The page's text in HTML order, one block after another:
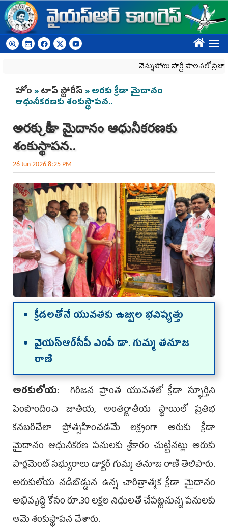
Skip to main content
????
వెన్నుపోటు పార్టీ పాలనలో
You are here
హోం »టాప్ స్టోరీస్ » అరకు క్రీడా మైదానం
ఆధునీకరణకు శంకుస్థాపన..
అరకు క్రీడా మైదానం ఆధునీకరణకు
శంకుస్థాపన..
26 Jun 2026 8:25 PM
క్రీడలతోనే యువతకు ఉజ్వల భవిష్యత్తు
వైయ‌స్ఆర్‌సీపీ ఎంపీ డా. గుమ్మ తనూజ
రాణి
అరకులోయ: గిరిజన ప్రాంత యువతలో క్రీడా స్ఫూర్తిని
పెంపొందించి జాతీయ, అంతర్జాతీయ స్థాయిలో ప్రతిభ
కనబరిచేలా ప్రోత్సహించడమే లక్ష్యంగా అరుకు క్రీడా
మైదానం ఆధునీకరణ పనులకు శ్రీకారం చుట్టినట్లు అరుకు
పార్లమెంట్ సభ్యురాలు డాక్టర్ గుమ్మ తనూజ రాణి తెలిపారు.
అరుకులోయ నడిబొడ్డున ఉన్న చారిత్రాత్మక క్రీడా మైదానం
అభివృద్ధి కోసం రూ.30 లక్షల నిధులతో చేపట్టనున్న పనులకు
ఆమె శంకుస్థాపన చేశారు.